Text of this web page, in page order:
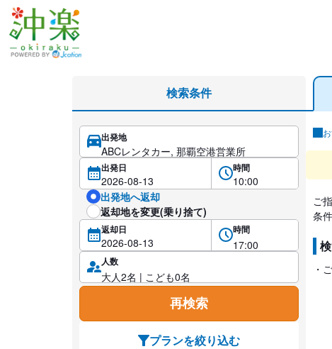
レン
ご
条
・
検索条件
出発地
出発日 時間
出発地へ返却
返却地を変更(乗り捨て)
返却日 時間
人数
再検索
プランを絞り込む